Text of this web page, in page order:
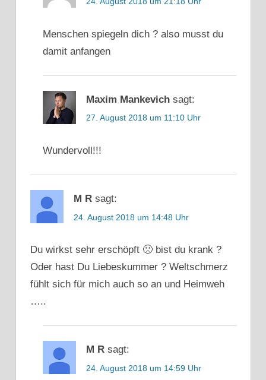
Menschen spiegeln dich ? also musst du
damit anfangen
Maxim Mankevich sagt:
27. August 2018 um 11:10 Uhr
Wundervoll!!!
M R sagt:
24. August 2018 um 14:48 Uhr
Du wirkst sehr erschöpft 🙁 bist du krank ?
Oder hast Du Liebeskummer ? Weltschmerz
fühlt sich für mich auch so an und Heimweh
…..
M R sagt:
24. August 2018 um 14:59 Uhr